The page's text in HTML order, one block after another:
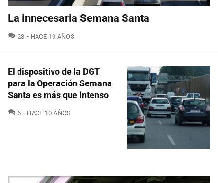
La innecesaria Semana Santa
28 COMENTARIOS
HACE 10 AÑOS
El dispositivo de la DGT
para la Operación Semana
Santa es más que intenso
6 COMENTARIOS
HACE 10 AÑOS